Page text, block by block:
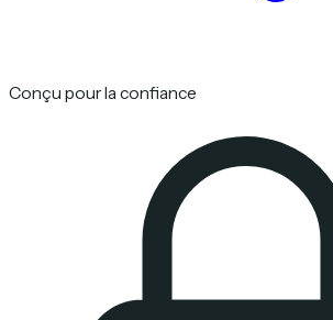
Conçu pour la confiance